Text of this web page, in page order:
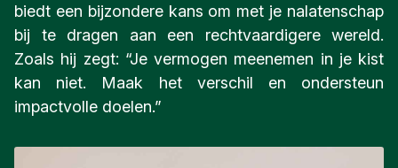
biedt een bijzondere kans om met je nalatenschap
bij te dragen aan een rechtvaardigere wereld.
Zoals hij zegt: “Je vermogen meenemen in je kist
kan niet. Maak het verschil en ondersteun
impactvolle doelen.”